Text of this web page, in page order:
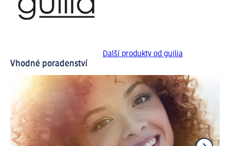
Další produkty od guilia
Vhodné poradenství